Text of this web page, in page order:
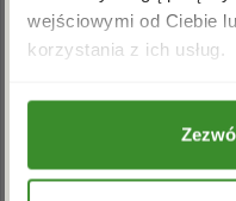
wejściowymi od Ciebie
korzystania z ich usług.
+48 22 110 59 60
Akceptuję regulamin i
przetwarzanie